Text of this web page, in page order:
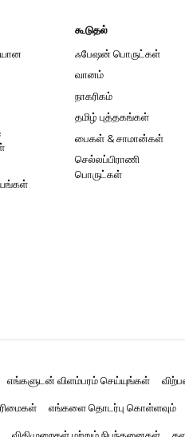
கூடுதல்
ஃபேஷன் பொருட்கள்
வானம்
நாகரிகம்
தமிழ் புத்தகங்கள்
பைகள் & சாமான்கள்
செல்லப்பிராணி
பொருட்கள்
எங்களுடன் விளம்பரம் செய்யுங்கள்
எங்களை தொடர்பு கொள்ளவும்